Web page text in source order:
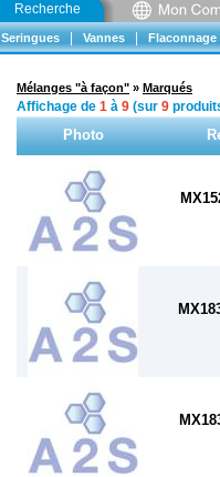
Recherche
Seringues Vannes Flaconnage
Mélanges "à façon" » Marqués
Affichage de 1 à 9 (sur 9
Photo